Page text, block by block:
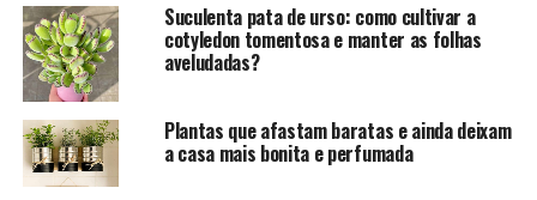
Suculenta pata de urso: como cultivar a
cotyledon tomentosa e manter as folhas
aveludadas?
Plantas que afastam baratas e ainda deixam
a casa mais bonita e perfumada